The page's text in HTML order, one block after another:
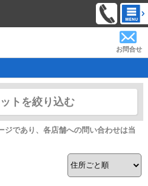
お問合せ
トを絞り込む
であり、各店舗への問い合わせは当